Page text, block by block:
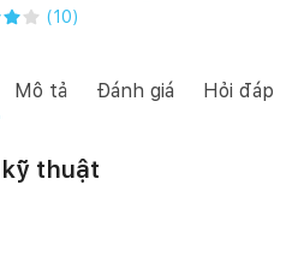
(10)
Mô tả Đánh giá Hỏi đáp
thuật